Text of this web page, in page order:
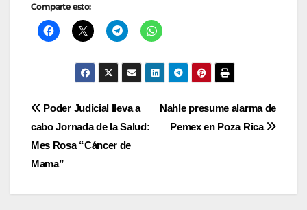
Comparte esto:
Navegación
de
entradas
Nahle presume alarma de
Pemex en Poza Rica
Poder Judicial lleva a
cabo Jornada de la Salud:
Mes Rosa “Cáncer de
Mama”